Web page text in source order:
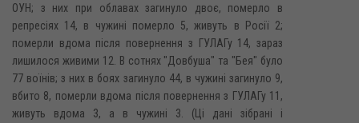
ОУН; з них при облавах загинуло двоє, померло в
репресіях 14, в чужині померло 5, живуть в Росії 2;
померли вдома після повернення з ГУЛАГу 14, зараз
лишилося живими 12. В сотнях "Довбуша" та "Бея" було
77 воїнів; з них в боях загинуло 44, в чужині загинуло 9,
вбито 8, померли вдома після повернення з ГУЛАГу 11,
живуть вдома 3, а в чужині 3. (Ці дані зібрані і